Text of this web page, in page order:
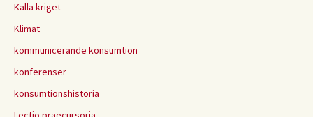
Kalla kriget
Klimat
kommunicerande konsumtion
konferenser
konsumtionshistoria